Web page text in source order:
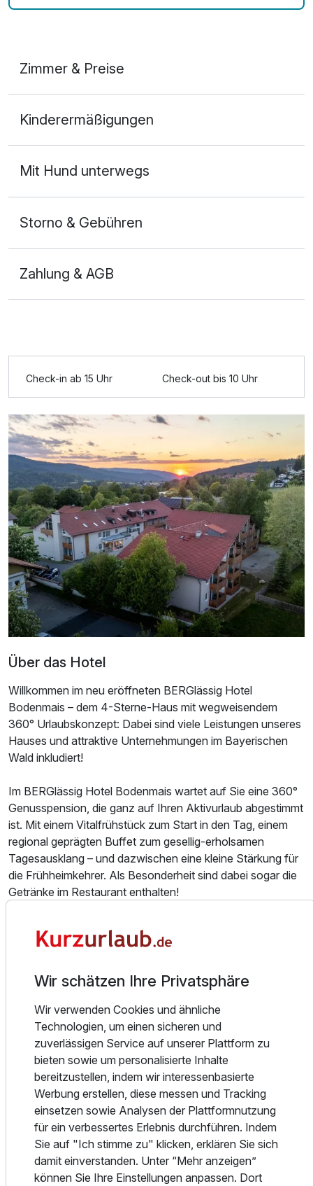
Zimmer & Preise
2 Erwachsene und 2 Kinder
1-Raum Appartement B
2 Erwachsene
Ausstattung
Für 7 Tage p.P. ab719,00 €
Doppelzimmer Deluxe
Ausstattung
Kinderermäßigungen
Mit Hund unterwegs
Storno & Gebühren
Zahlung & AGB
Check-in ab 15 Uhr Check-out bis 10 Uhr
Über das Hotel
Willkommen im neu eröffneten BERGlässig Hotel
Bodenmais – dem 4-Sterne-Haus mit wegweisendem
360° Urlaubskonzept: Dabei sind viele Leistungen unseres
Hauses und attraktive Unternehmungen im Bayerischen
Wald inkludiert!
Im BERGlässig Hotel Bodenmais wartet auf Sie eine 360°
Genusspension, die ganz auf Ihren Aktivurlaub abgestimmt
ist. Mit einem Vitalfrühstück zum Start in den Tag, einem
regional geprägten Buffet zum gesellig-erholsamen
Tagesausklang – und dazwischen eine kleine Stärkung für
die Frühheimkehrer. Als Besonderheit sind dabei sogar die
Getränke im Restaurant enthalten!
ohne Extrakosten!
die Gästekarte mit GUTi-Ticket für den öffentlichen
Personennahverkehr inklusive. Die aktivCARD ist beides:
Gratis-Ticket für Eintritte und Leistungen und
Inspirationsquelle für die Unternehmungen, Entdeckungen
und Abenteuer, die zu einem 360° Urlaub dazugehören!
Und sonst? Bietet das BERGlässig Hotel Bodenmais
natürlich all das, was Sie von einem modernen,
einladenden Zuhause auf Zeit erwarten – angefangen bei
den liebevoll eingerichteten Zimmern über eine
gleichermaßen raffinierte wie bodenständige Küche bis hin
zum Spa-Bereich mit u.a. Innenpool, zwei Saunen sowie
Infrarotkabine. Und natürlich einem aufmerksam-
Wir schätzen Ihre Privatsphäre
Wir verwenden Cookies und ähnliche
Technologien, um einen sicheren und
zuverlässigen Service auf unserer Plattform zu
bieten sowie um personalisierte Inhalte
bereitzustellen, indem wir interessenbasierte
Werbung erstellen, diese messen und Tracking
einsetzen sowie Analysen der Plattformnutzung
für ein verbessertes Erlebnis durchführen. Indem
Sie auf "Ich stimme zu" klicken, erklären Sie sich
damit einverstanden. Unter “Mehr anzeigen”
können Sie Ihre Einstellungen anpassen. Dort